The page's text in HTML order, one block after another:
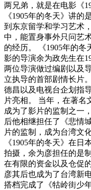
两兄弟，就是在电影《
《1905年的冬天》讲的
到东京留学和学习艺术
中，能置身事外只问艺
的经历。 《1905年的
影的导演余为政先生在
两位导演做过编剧以及
立执导的首部剧情长片
德昌以及电视台企划指
片亮相。 当年，在著名
成为了影片的监制之一
后他相继担任了《悲情
片的监制，成为台湾文
《1905年的冬天》在
拍摄，余为彦担任的是
在有限的资金以及仓促
彦其后也成为了台湾新
搭档完成了《牯岭街少